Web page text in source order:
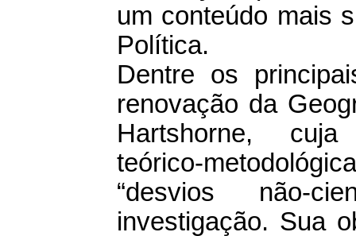
um conteúdo mais
Política.
Dentre os
renovação da
Hartshorne, cuja
teórico-
“desvios não-
investigação. Sua